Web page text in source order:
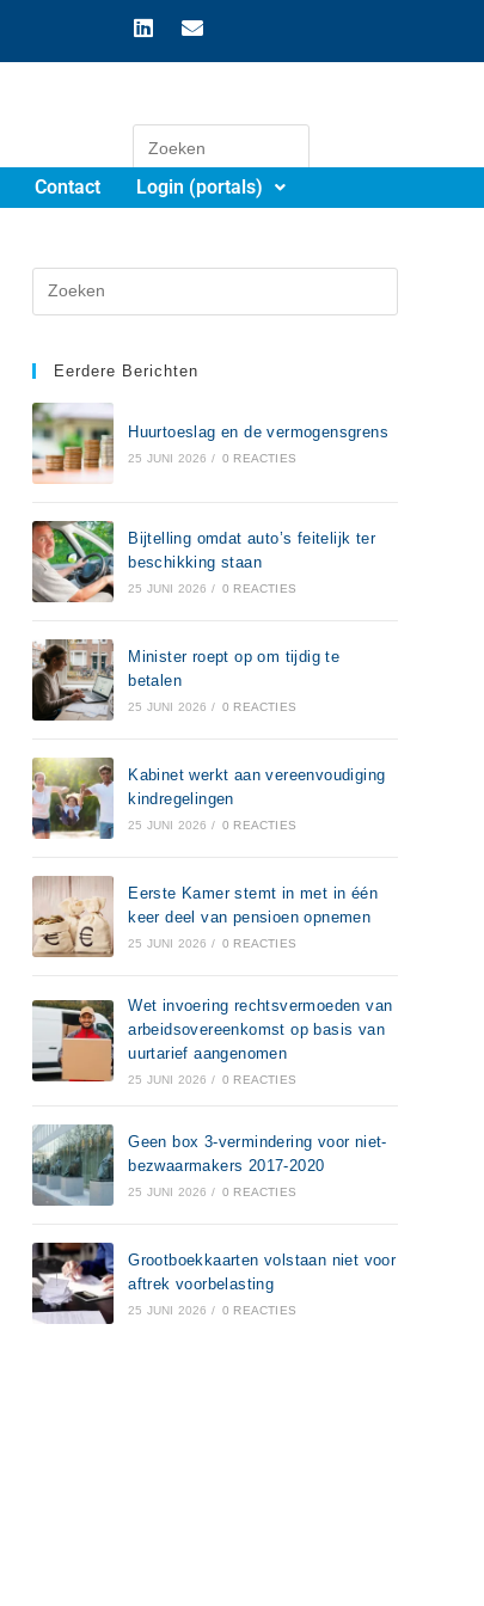
Contact Login (portals)
Eerdere Berichten
Huurtoeslag en de vermogensgrens
25 JUNI 2026 / 0 REACTIES
Bijtelling omdat auto’s feitelijk ter
beschikking staan
25 JUNI 2026 / 0 REACTIES
Minister roept op om tijdig te
betalen
25 JUNI 2026 / 0 REACTIES
Kabinet werkt aan vereenvoudiging
kindregelingen
25 JUNI 2026 / 0 REACTIES
Eerste Kamer stemt in met in één
keer deel van pensioen opnemen
25 JUNI 2026 / 0 REACTIES
Wet invoering rechtsvermoeden van
arbeidsovereenkomst op basis van
uurtarief aangenomen
25 JUNI 2026 / 0 REACTIES
Geen box 3-vermindering voor niet-
bezwaarmakers 2017-2020
25 JUNI 2026 / 0 REACTIES
Grootboekkaarten volstaan niet voor
aftrek voorbelasting
25 JUNI 2026 / 0 REACTIES